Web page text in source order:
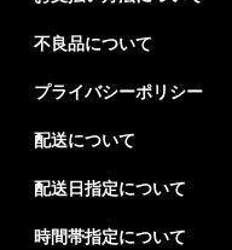
不良品について
プライバシーポリシー
配送について
配送日指定について
時間帯指定について